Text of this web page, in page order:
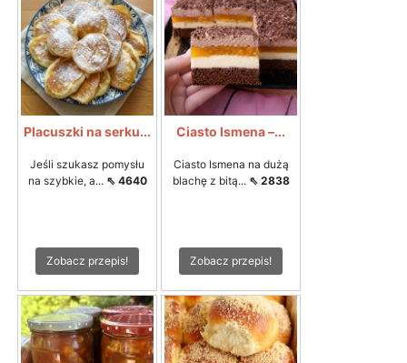
Placuszki na serku...
Jeśli szukasz pomysłu
na szybkie, a... ⇖ 4640
Zobacz przepis!
Ciasto Ismena –...
Ciasto Ismena na dużą
blachę z bitą... ⇖ 2838
Zobacz przepis!